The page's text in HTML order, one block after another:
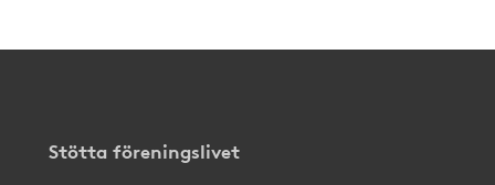
Stötta föreningslivet